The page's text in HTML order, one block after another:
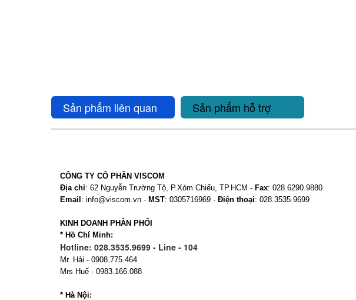
Sản phẩm liên quan Sản phẩm hỗ trợ
CÔNG TY CỔ PHẦN VISCOM
Địa chỉ: 62 Nguyễn Trường Tộ, P.Xóm Chiếu, TP.HCM - Fax: 028.6290.9880
Email: info@viscom.vn - MST: 0305716969 - Điện thoại: 028.3535.9699
KINH DOANH PHÂN PHỐI
* Hồ Chí Minh:
Hotline: 028.3535.9699 - Line - 104
Mr. Hải - 0908.775.464
Mrs Huế - 0983.166.088
* Hà Nội: